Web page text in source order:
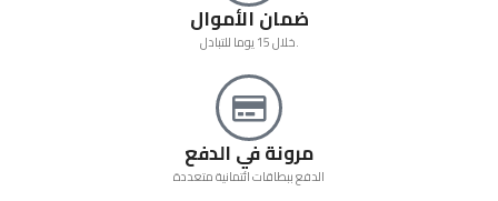
ضمان الأموال
خلال 15 يوما للتبادل.
مرونة في الدفع
الدفع ببطاقات ائتمانية متعددة